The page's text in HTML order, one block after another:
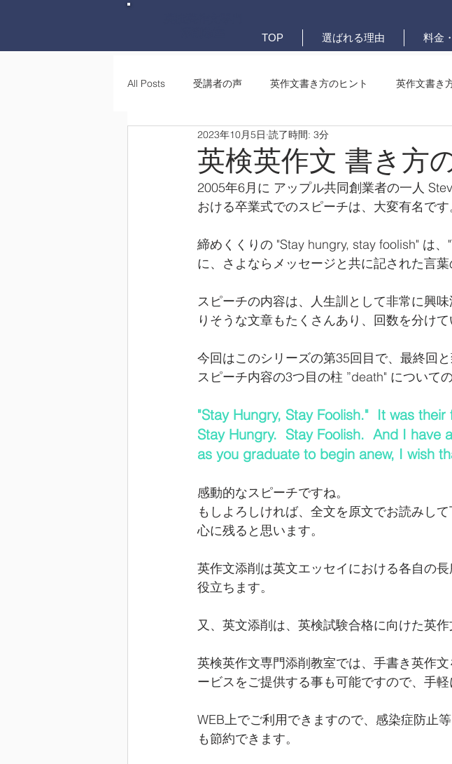
TOP 選ばれる理由 料金
All Posts 受講者の声 英作文書き方のヒント 英作文書き
英作文書き方(文法) 要約・e-メール問題
英検英作文 書き方
2023年10月5日 読了時間: 3分
2005年6月に アップル共同創業者の一人
おける卒業式でのスピーチは、大変有名です
締めくくりの "Stay hungry, stay foolish" は
に、さよならメッセージと共に記された言
スピーチの内容は、人生訓として非常に興
りそうな文章もたくさんあり、回数を分け
今回はこのシリーズの第35回目で、最終回と
スピーチ内容の3つ目の柱 ”death" について
"Stay Hungry, Stay Foolish."  It was
Stay Hungry.  Stay Foolish.  And I have
as you graduate to begin anew, I wish
感動的なスピーチですね。
もしよろしければ、全文を原文でお読みして
心に残ると思います。
英作文添削は英文エッセイにおける各自の
役立ちます。
又、英文添削は、英検試験合格に向けた英
英検英作文専門添削教室では、手書き英作
ービスをご提供する事も可能ですので、手軽
WEB上でご利用できますので、感染症防止
も節約できます。